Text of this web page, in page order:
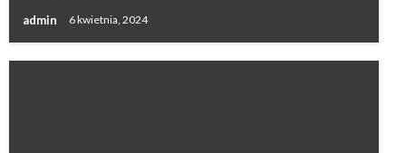
admin 6 kwietnia, 2024